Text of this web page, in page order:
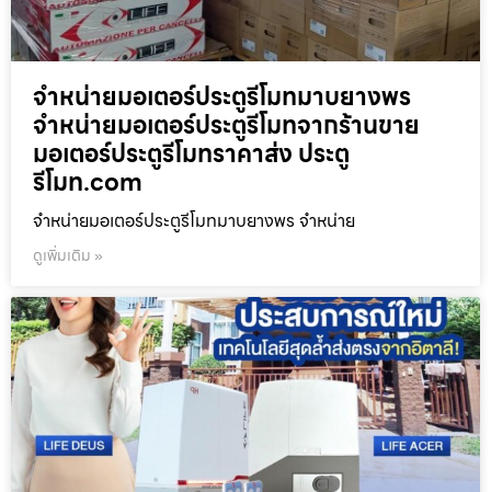
จำหน่ายมอเตอร์ประตูรีโมทมาบยางพร
จำหน่ายมอเตอร์ประตูรีโมทจากร้านขาย
มอเตอร์ประตูรีโมทราคาส่ง ประตู
รีโมท.com
จำหน่ายมอเตอร์ประตูรีโมทมาบยางพร จำหน่าย
ดูเพิ่มเติม »